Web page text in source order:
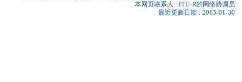
本网页联系人 : ITU-R的网络协调员
最近更新日期 : 2013-01-30